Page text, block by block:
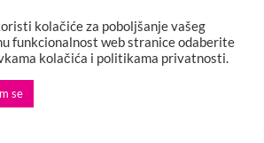
O NAMA
FBL creative. Sva prava zadržana. Developed by:
XStreamThemes
kolačiće za poboljšanje vašeg
funkcionalnost web stranice odaberite
kolačića i politikama privatnosti.
se